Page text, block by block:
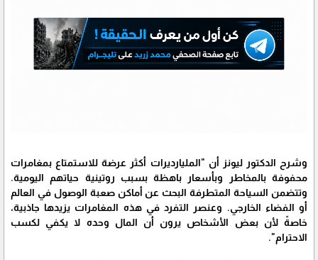
وشرح الدكتور ليونز أن "المليارديرات أكثر عرضة للاستمتاع بمغامرات
محفوفة بالمخاطر وبأسعار باهظة بسبب روتينية حياتهم اليومية.
وتتضمن السياحة المتطرفة البحث عن أماكن صعبة الوصول في العالم
أو الفضاء الخارجي. وعنصر التفرد في هذه المغامرات يزيدها جاذبية،
خاصةً لأن بعض الأشخاص يرون أن المال وحده لا يكفي لكسب
الاحترام".